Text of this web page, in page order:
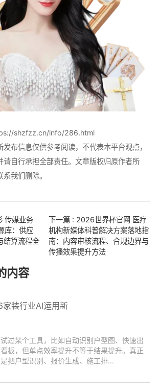
shzfzz.cn/info/286.html
布信息仅供参考阅读，不代表本平台观点，
请自行承担全部责任。文章版权归原作者所
我们删除。
传媒业务
库：供应
结算流程全
下一篇 : 2026世界杯官网 医疗
机构新媒体科普解决方案落地指
南：内容审核流程、合规边界与
传播效果提升方法
内容
装行业AI运用新
过某个工具，比如自动识别户型图、快速出
板，但单点效率提升不等于结果提升。真正
把户型识别、报价生成、施工排...